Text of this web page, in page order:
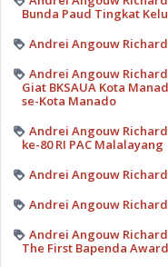
Bunda Paud Tingkat
Andrei Angouw
Andrei Angouw Richard
Giat BKSAUA Kota
se-Kota Manado
Andrei Angouw
ke-80 RI PAC Malalayang
Andrei Angouw
Andrei Angouw
Andrei Angouw
The First Bapenda